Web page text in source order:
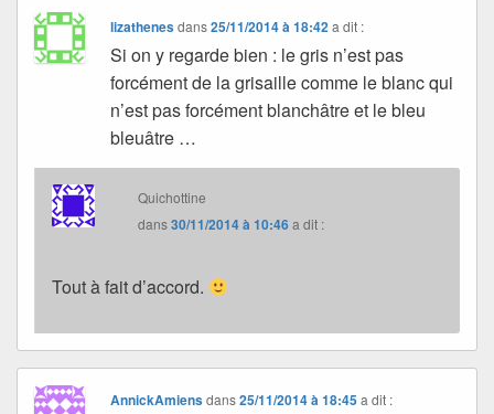
lizathenesdans25/11/2014 à 18:42 a dit :
Si on y regarde bien : le gris n’est pas
forcément de la grisaille comme le blanc qui
n’est pas forcément blanchâtre et le bleu
bleuâtre …
Quichottine
dans30/11/2014 à 10:46a dit :
Tout à fait d’accord.
AnnickAmiensdans25/11/2014 à 18:45 a dit :